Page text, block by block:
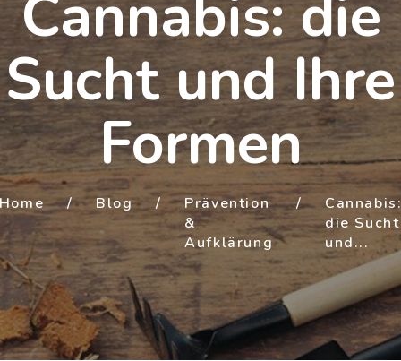
Cannabis: die
Sucht und Ihre
Formen
/ Blog /
Prävention
&
Aufklärung
/
die Sucht
und...